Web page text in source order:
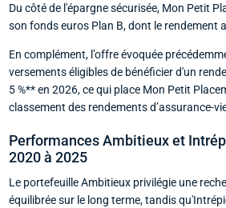
Du côté de l'épargne sécurisée, Mon Petit
son fonds euros Plan B, dont le rendement
En complément, l’offre évoquée
versements éligibles de bénéficier d'un
5 %** en 2026, ce qui place Mon Petit
classement des rendements d’assurance-
Performances Ambitieux et
2020 à 2025
Le portefeuille Ambitieux privilégie une
équilibrée sur le long terme, tandis